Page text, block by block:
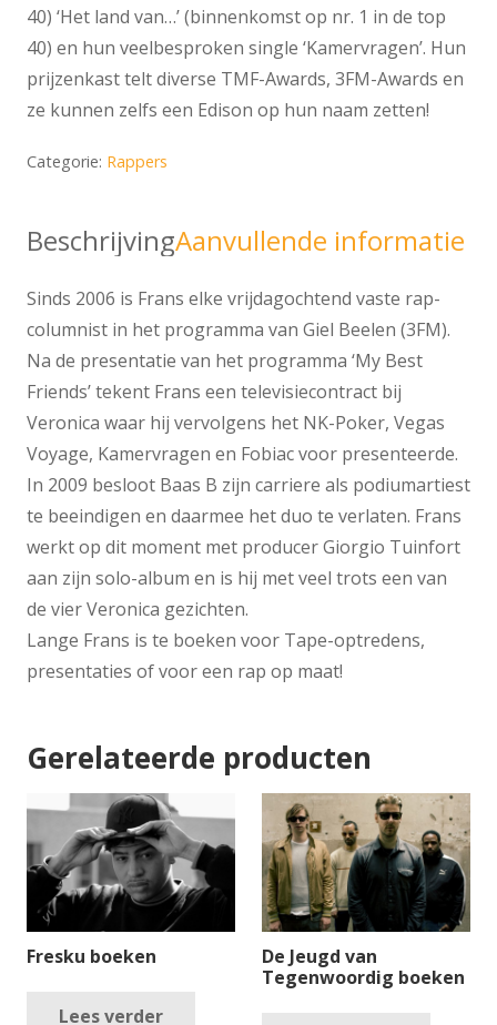
40) ‘Het land van…’ (binnenkomst op nr. 1 in de top
40) en hun veelbesproken single ‘Kamervragen’. Hun
prijzenkast telt diverse TMF-Awards, 3FM-Awards en
ze kunnen zelfs een Edison op hun naam zetten!
Categorie: Rappers
BeschrijvingAanvullende informatie
Sinds 2006 is Frans elke vrijdagochtend vaste rap-
columnist in het programma van Giel Beelen (3FM).
Na de presentatie van het programma ‘My Best
Friends’ tekent Frans een televisiecontract bij
Veronica waar hij vervolgens het NK-Poker, Vegas
Voyage, Kamervragen en Fobiac voor presenteerde.
In 2009 besloot Baas B zijn carriere als podiumartiest
te beeindigen en daarmee het duo te verlaten. Frans
werkt op dit moment met producer Giorgio Tuinfort
aan zijn solo-album en is hij met veel trots een van
de vier Veronica gezichten.
Lange Frans is te boeken voor Tape-optredens,
presentaties of voor een rap op maat!
Gerelateerde producten
Fresku boeken
Lees verder
De Jeugd van
Tegenwoordig boeken